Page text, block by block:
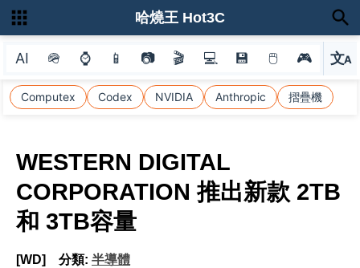
AI 🪖 ⌚ 📱 📷 🎬 💻 💾 🖱 🎮 文A
選
Computex Codex NVIDIA Anthropic 摺疊機
哈燒王 Hot3C
WESTERN DIGITAL
CORPORATION 推出新款 2TB
和 3TB容量
[WD] 分類: 半導體